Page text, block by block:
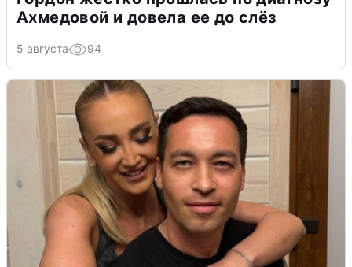
Ахмедовой и довела ее до слёз
5 августа 94